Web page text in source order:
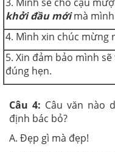
khởi đầu mớimà
4. Mình xin chúc mừng
5. Xin đảm bảo mình
đúng hẹn.
Câu 4: Câu văn nào
định bác bỏ?
A. Đẹp gì mà đẹp!